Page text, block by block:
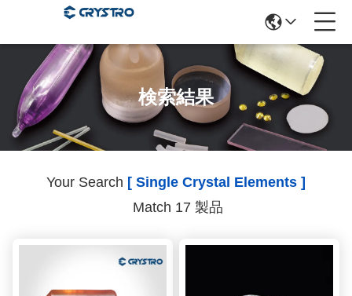
検索結果
Your Search [ Single Crystal Elements ]
Match 17 製品